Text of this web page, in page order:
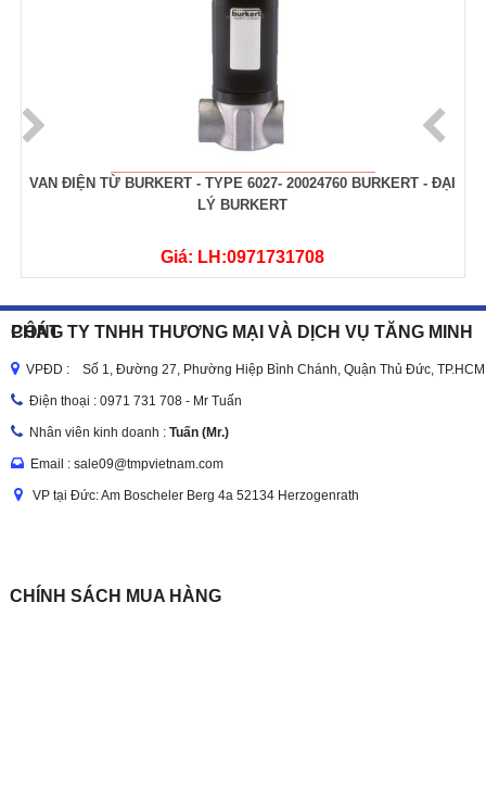
VAN ĐIỆN TỪ BURKERT - TYPE 6027- 20024760 BURKERT - ĐẠI
LÝ BURKERT
Giá: LH:0971731708
CÔNG TY TNHH THƯƠNG MẠI VÀ DỊCH VỤ TĂNG MINH PHÁT
VPĐD : Số 1, Đường 27, Phường Hiệp Bình Chánh, Quận Thủ Đức, TP.HCM
Điện thoại : 0971 731 708 - Mr Tuấn
Nhân viên kinh doanh : Tuấn (Mr.)
Email : sale09@tmpvietnam.com
VP tại Đức: Am Boscheler Berg 4a 52134 Herzogenrath
CHÍNH SÁCH MUA HÀNG